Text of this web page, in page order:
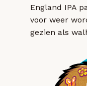
England IPA
voor weer
gezien als